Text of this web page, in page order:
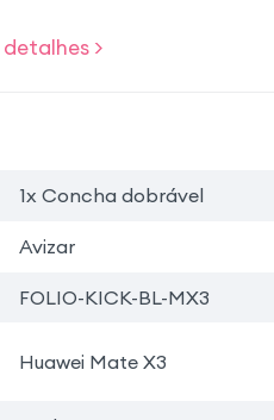
>
1x Concha dobrável
Avizar
FOLIO-KICK-BL-MX3
Huawei Mate X3